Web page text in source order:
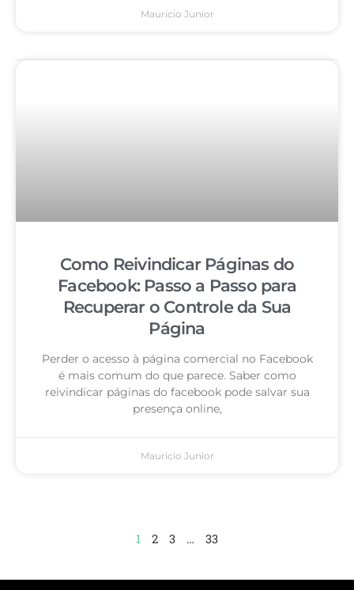
Mauricio Junior
Como Reivindicar Páginas do
Facebook: Passo a Passo para
Recuperar o Controle da Sua
Página
Perder o acesso à página comercial no Facebook
é mais comum do que parece. Saber como
reivindicar páginas do facebook pode salvar sua
presença online,
Mauricio Junior
1 2 3 … 33